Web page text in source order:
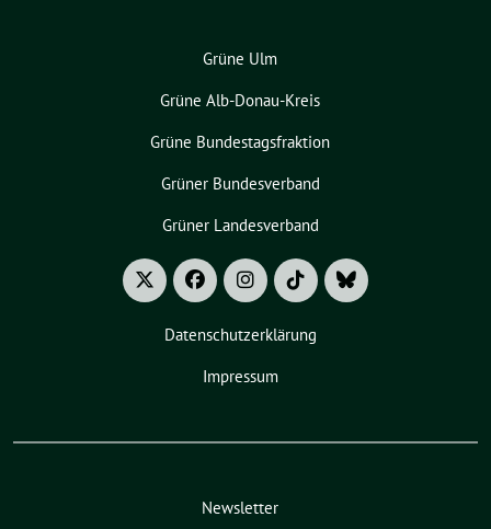
Grüne Ulm
Grüne Alb-Donau-Kreis
Grüne Bundestagsfraktion
Grüner Bundesverband
Grüner Landesverband
Datenschutzerklärung
Impressum
Newsletter